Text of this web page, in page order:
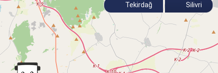
Tekirdağ Silivri